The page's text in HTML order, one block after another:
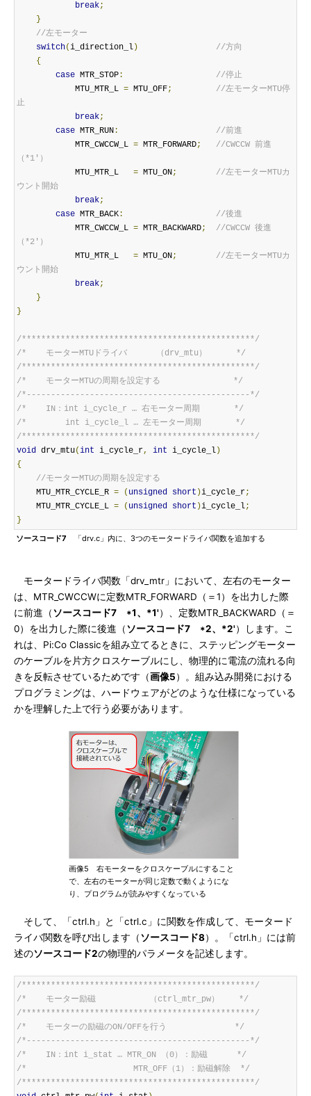
break;
}
//左モーター
switch(i_direction_l )
//方向
{
case MTR_STOP:
//停止
            MTU_MTR_L
= MTU_OFF;
//左モーターMTU停
止
break;
case MTR_RUN:
//前進
            MTR_CWCCW_L
= MTR_FORWARD;
//CWCCW 前進
（*1'）
            MTU_MTR_L
= MTU_ON;
//左モーターMTUカ
ウント開始
break;
case MTR_BACK:
//後進
            MTR_CWCCW_L
= MTR_BACKWARD;
//CWCCW 後進
（*2'）
            MTU_MTR_L
= MTU_ON;
//左モーターMTUカ
ウント開始
break;
}
}
/************************************************/
/*    モーターMTUドライバ      （drv_mtu）      */
/************************************************/
/*    モーターMTUの周期を設定する               */
/*----------------------------------------------*/
/*    IN：int i_cycle_r … 右モーター周期       */
/*        int i_cycle_l … 左モーター周期       */
/************************************************/
void drv_mtu(int i_cycle_r, int i_cycle_l )
{
//モーターMTUの周期を設定する
    MTU_MTR_CYCLE_R
= ( unsigned short )i_cycle_r;
    MTU_MTR_CYCLE_L
= ( unsigned short )i_cycle_l;
}
ソースコード7 「drv.c」内に、3つのモータードライバ関数を追加する
モータードライバ関数「drv_mtr」において、左右のモーター
は、MTR_CWCCWに定数MTR_FORWARD（＝1）を出力した際
に前進（ソースコード7 *1、*1'）、定数MTR_BACKWARD（＝
0）を出力した際に後進（ソースコード7 *2、*2'）します。こ
れは、Pi:Co Classicを組み立てるときに、ステッピングモーター
のケーブルを片方クロスケーブルにし、物理的に電流の流れる向
きを反転させているためです（画像5）。組み込み開発における
プログラミングは、ハードウェアがどのような仕様になっている
かを理解した上で行う必要があります。
画像5 右モーターをクロスケーブルにすること
で、左右のモーターが同じ定数で動くようにな
り、プログラムが読みやすくなっている
そして、「ctrl.h」と「ctrl.c」に関数を作成して、モータード
ライバ関数を呼び出します（ソースコード8）。「ctrl.h」には前
述のソースコード2の物理的パラメータを記述します。
/************************************************/
/*    モーター励磁           （ctrl_mtr_pw）    */
/************************************************/
/*    モーターの励磁のON/OFFを行う              */
/*----------------------------------------------*/
/*    IN：int i_stat … MTR_ON （0）：励磁      */
/*                      MTR_OFF（1）：励磁解除  */
/************************************************/